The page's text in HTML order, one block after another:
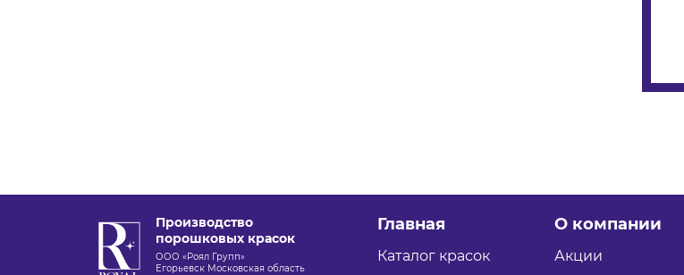
Производство
порошковых красок
ООО «Роял Групп»
Егорьевск Московская область
Главная
Каталог красок
О компании
Акции